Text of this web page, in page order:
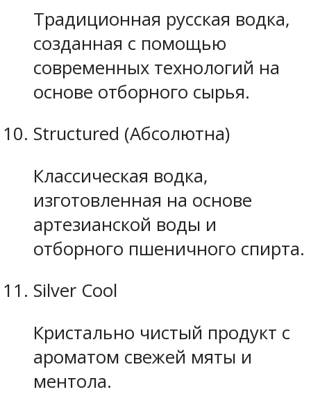
Традиционная русская водка,
созданная с помощью
современных технологий на
основе отборного сырья.
Structured (Абсолютна)
Классическая водка,
изготовленная на основе
артезианской воды и
отборного пшеничного спирта.
Silver Cool
Кристально чистый продукт с
ароматом свежей мяты и
ментола.